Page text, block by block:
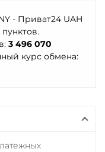
ПУМБ UAH
Райффайзен
UAH
Россельхоз банк RUB
Русский Стандарт RUB
- Приват24 UAH
3 496 070
курс обмена: